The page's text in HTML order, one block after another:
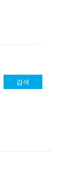
검색